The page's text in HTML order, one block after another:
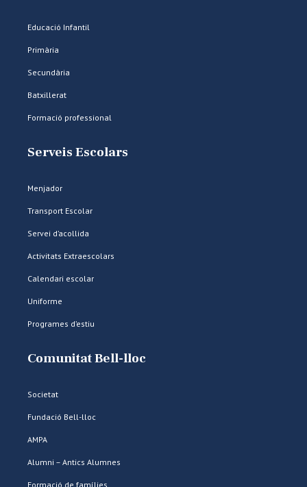
Educació Infantil
Primària
Secundària
Batxillerat
Formació professional
Serveis Escolars
Menjador
Transport Escolar
Servei d’acollida
Activitats Extraescolars
Calendari escolar
Uniforme
Programes d’estiu
Comunitat Bell-lloc
Societat
Fundació Bell-lloc
AMPA
Alumni – Antics Alumnes
Formació de famílies